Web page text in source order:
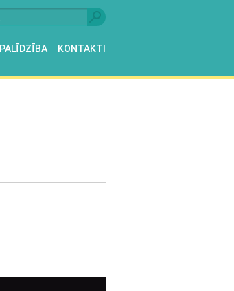
PALĪDZĪBA KONTAKTI